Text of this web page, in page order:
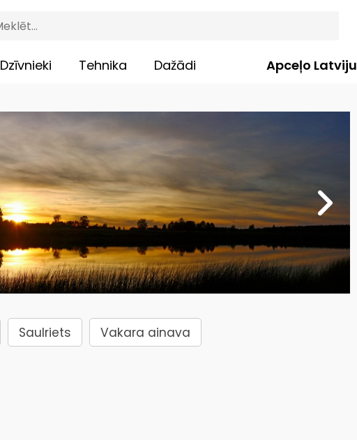
Dzīvnieki Tehnika Dažādi Apceļo Latviju
Saulriets Vakara ainava